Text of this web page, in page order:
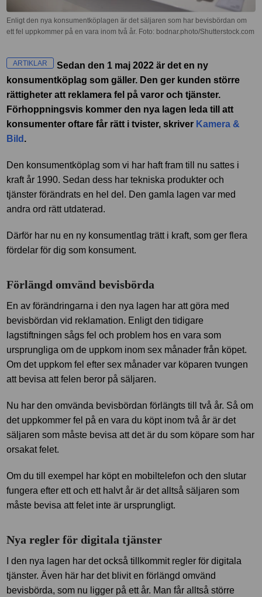
Enligt den nya konsumentköplagen är det säljaren som har bevisbördan om
ett fel uppkommer på en vara inom två år. Foto: bodnar.photo/Shutterstock.com
ARTIKLAR
Sedan den 1 maj 2022 är det en ny
konsumentköplag som gäller. Den ger kunden större
rättigheter att reklamera fel på varor och tjänster.
Förhoppningsvis kommer den nya lagen leda till att
konsumenter oftare får rätt i tvister, skriver Kamera &
Bild .
Den konsumentköplag som vi har haft fram till nu sattes i
kraft år 1990. Sedan dess har tekniska produkter och
tjänster förändrats en hel del. Den gamla lagen var med
andra ord rätt utdaterad.
Därför har nu en ny konsumentlag trätt i kraft, som ger flera
fördelar för dig som konsument.
Förlängd omvänd bevisbörda
En av förändringarna i den nya lagen har att göra med
bevisbördan vid reklamation. Enligt den tidigare
lagstiftningen sågs fel och problem hos en vara som
ursprungliga om de uppkom inom sex månader från köpet.
Om det uppkom fel efter sex månader var köparen tvungen
att bevisa att felen beror på säljaren.
Nu har den omvända bevisbördan förlängts till två år. Så om
det uppkommer fel på en vara du köpt inom två år är det
säljaren som måste bevisa att det är du som köpare som har
orsakat felet.
Om du till exempel har köpt en mobiltelefon och den slutar
fungera efter ett och ett halvt år är det alltså säljaren som
måste bevisa att felet inte är ursprungligt.
Nya regler för digitala tjänster
I den nya lagen har det också tillkommit regler för digitala
tjänster. Även här har det blivit en förlängd omvänd
bevisbörda, som nu ligger på ett år. Man får alltså större